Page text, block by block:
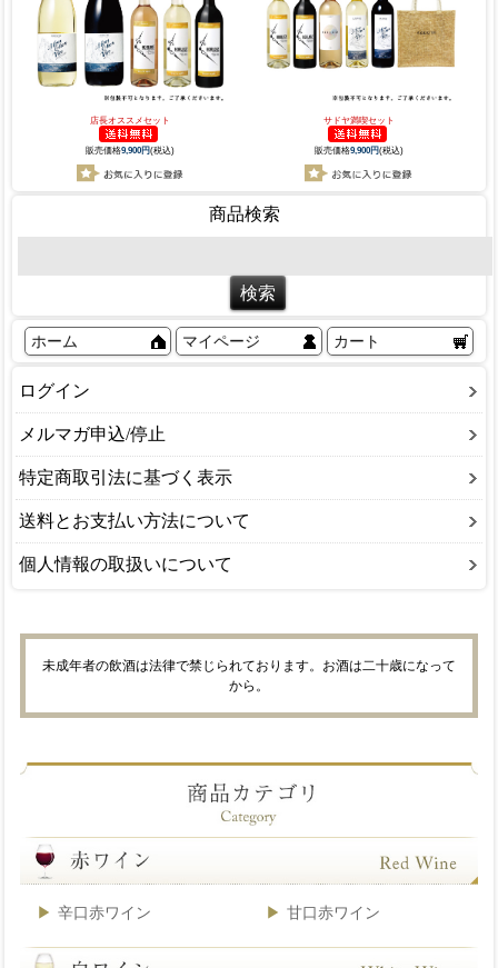
店長オススメセット
販売価格9,900円(税込)
サドヤ満喫セット
販売価格9,900円(税込)
商品検索
ホーム マイページ カート
ログイン
メルマガ申込/停止
特定商取引法に基づく表示
送料とお支払い方法について
個人情報の取扱いについて
未成年者の飲酒は法律で禁じられております。お酒は二十歳になって
から。
辛口赤ワイン 甘口赤ワイン